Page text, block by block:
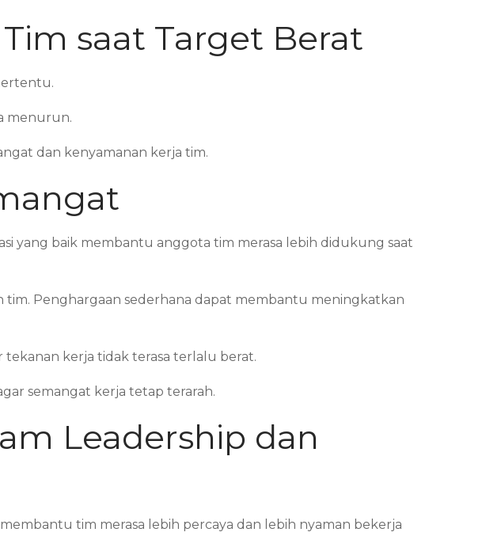
saat Target Berat
menurun.
dan kenyamanan kerja tim.
yang baik membantu anggota tim merasa lebih didukung saat
Penghargaan sederhana dapat membantu meningkatkan
kerja tidak terasa terlalu berat.
semangat kerja tetap terarah.
Leadership dan
tim merasa lebih percaya dan lebih nyaman bekerja